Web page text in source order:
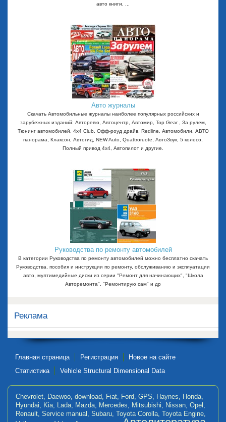
авто книги, ...
Авто журналы
Скачать Автомобильные журналы наиболее популярных российских и
зарубежных изданий: Авторевю, Автоцентр, Автомир, Top Gear , За рулем,
Тюнинг автомобилей, 4x4 Club, Офф-роуд драйв, Redline, Автомобили, АВТО
панорама, Клаксон, Автогид, NEW Auto, Quattroruote, АвтоЗвук, 5 колесо,
Полный привод 4х4, Автопилот и другие.
Руководства по ремонту автомобилей
В категории Руководства по ремонту автомобилей можно бесплатно скачать
Руководства, пособия и инструкции по ремонту, обслуживанию и эксплуатации
авто, мултимедийные диски из серии "Ремонт для начинающих", "Школа
Авторемонта", "Ремонтирую сам" и др
Реклама
Главная страница Регистрация
Новое на сайте
Статистика
Vehicle Structural Dimensional Data
Chevrolet Daewoo download Fiat Ford GPS Haynes Honda
Hyundai
Kia Lada Mazda Mercedes Mitsubishi Nissan Opel
Renault Service manual Subaru Toyota Corolla Toyota Engine